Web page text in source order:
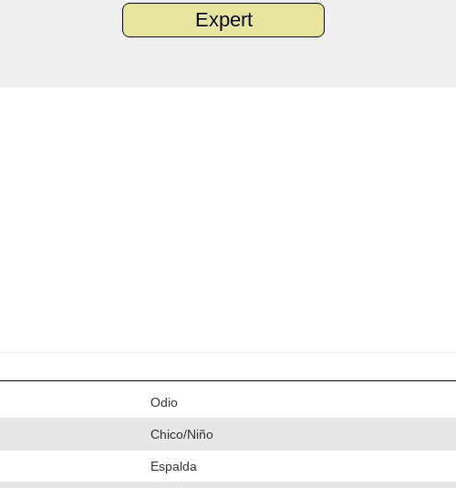
Expert
Odio
Chico/Niño
Espalda